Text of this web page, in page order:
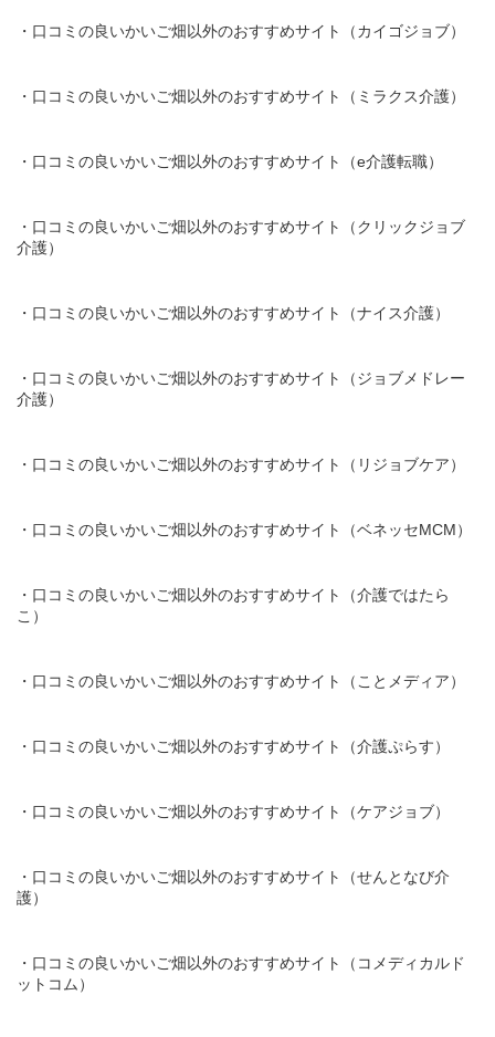
・口コミの良いかいご畑以外のおすすめサイト（カイゴジョブ）
・口コミの良いかいご畑以外のおすすめサイト（ミラクス介護）
・口コミの良いかいご畑以外のおすすめサイト（e介護転職）
・口コミの良いかいご畑以外のおすすめサイト（クリックジョブ
介護）
・口コミの良いかいご畑以外のおすすめサイト（ナイス介護）
・口コミの良いかいご畑以外のおすすめサイト（ジョブメドレー
介護）
・口コミの良いかいご畑以外のおすすめサイト（リジョブケア）
・口コミの良いかいご畑以外のおすすめサイト（ベネッセMCM）
・口コミの良いかいご畑以外のおすすめサイト（介護ではたら
こ）
・口コミの良いかいご畑以外のおすすめサイト（ことメディア）
・口コミの良いかいご畑以外のおすすめサイト（介護ぷらす）
・口コミの良いかいご畑以外のおすすめサイト（ケアジョブ）
・口コミの良いかいご畑以外のおすすめサイト（せんとなび介
護）
・口コミの良いかいご畑以外のおすすめサイト（コメディカルド
ットコム）